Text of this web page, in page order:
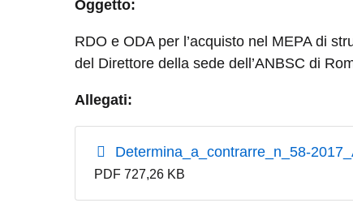
Oggetto:
RDO e ODA per l’acquisto nel MEPA di
del Direttore della sede dell’ANBSC di
Allegati:
Determina_a_contrarre_n_58-
PDF 727,26 KB